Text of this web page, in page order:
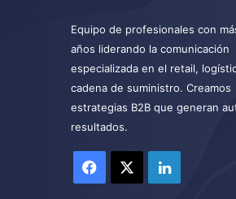
Equipo de profesionales con
años liderando la comunicación
especializada en el retail,
cadena de suministro. Creamos
estrategias B2B que generan
resultados.
Facebook LinkedIn